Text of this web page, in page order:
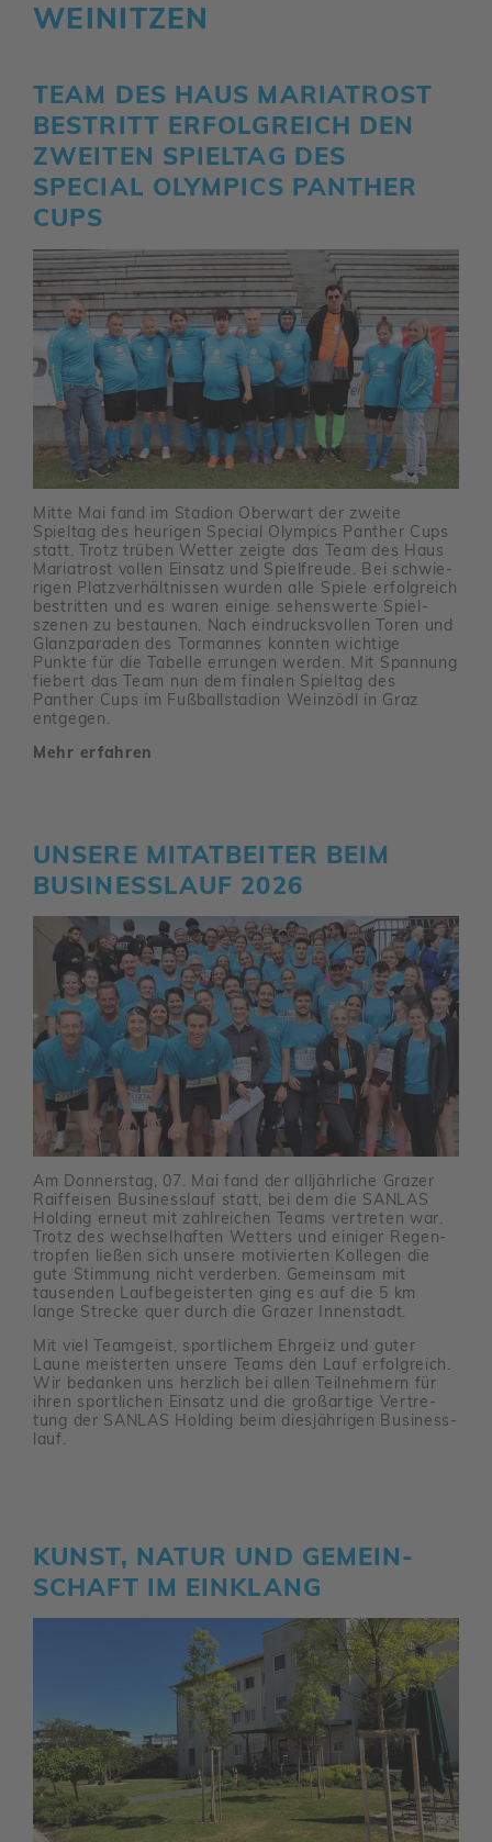
WEINITZEN
TEAM DES HAUS MARIA­TROST
BESTRITT ERFOLG­REICH DEN
ZWEITEN SPIELTAG DES
SPECIAL OLYM­PICS PANTHER
CUPS
Mitte Mai fand im Stadion Ober­wart der zweite
Spieltag des heurigen Special Olym­pics Panther Cups
statt. Trotz trüben Wetter zeigte das Team des Haus
Maria­trost vollen Einsatz und Spiel­freude. Bei schwie­
rigen Platz­ver­hält­nissen wurden alle Spiele erfolg­reich
bestritten und es waren einige sehens­werte Spiel­
szenen zu bestaunen. Nach eindrucks­vollen Toren und
Glanz­pa­raden des Tormannes konnten wich­tige
Punkte für die Tabelle errungen werden. Mit Span­nung
fiebert das Team nun dem finalen Spieltag des
Panther Cups im Fußball­sta­dion Wein­zödl in Graz
entgegen.
Mehr erfahren
UNSERE MITAT­BEITER BEIM
BUSI­NESS­LAUF 2026
Am Donnerstag, 07. Mai fand der alljähr­liche Grazer
Raiff­eisen Busi­ness­lauf statt, bei dem die SANLAS
Holding erneut mit zahl­rei­chen Teams vertreten war.
Trotz des wech­sel­haften Wetters und einiger Regen­
tropfen ließen sich unsere moti­vierten Kollegen die
gute Stim­mung nicht verderben. Gemeinsam mit
tausenden Lauf­be­geis­terten ging es auf die 5 km
lange Strecke quer durch die Grazer Innen­stadt.
Mit viel Team­geist, sport­li­chem Ehrgeiz und guter
Laune meis­terten unsere Teams den Lauf erfolg­reich.
Wir bedanken uns herz­lich bei allen Teil­neh­mern für
ihren sport­li­chen Einsatz und die groß­ar­tige Vertre­
tung der SANLAS Holding beim dies­jäh­rigen Busi­ness­
lauf.
KUNST, NATUR UND GEMEIN­
SCHAFT IM EINKLANG